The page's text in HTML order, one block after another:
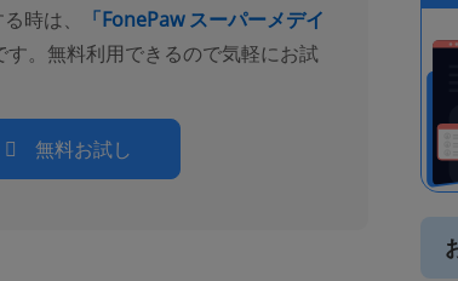
時は、
「FonePaw スーパーメデイ
。無料利用できるので気軽にお試
無料お試し